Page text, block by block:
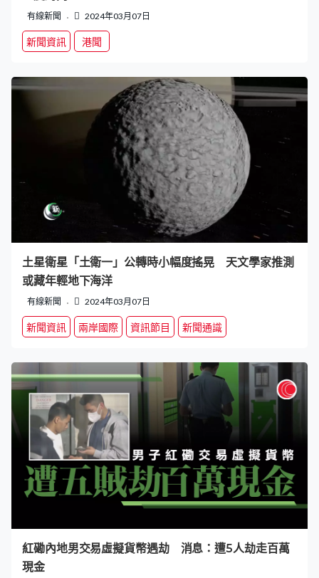
有線新聞 2024年03月07日
新聞資訊 港聞
土星衛星「土衛一」公轉時小幅度搖晃 天文學家推測
或藏年輕地下海洋
有線新聞 2024年03月07日
新聞資訊 兩岸國際 資訊節目 新聞通識
紅磡內地男交易虛擬貨幣遇劫 消息：遭5人劫走百萬
現金